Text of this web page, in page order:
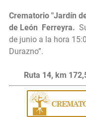
Crematorio "Jardín
de León Ferreyra.
de junio a la hora
Durazno”.
Ruta 14, km